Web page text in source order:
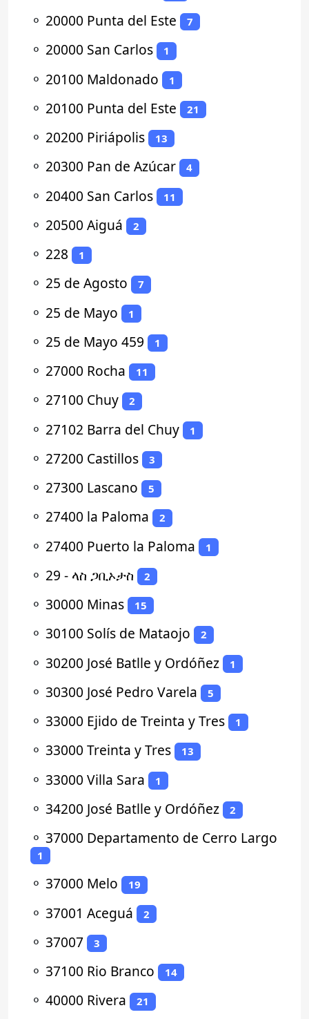
⚬ 20000 Punta del Este 7
⚬ 20000 San Carlos 1
⚬ 20100 Maldonado 1
⚬ 20100 Punta del Este 21
⚬ 20200 Piriápolis 13
⚬ 20300 Pan de Azúcar 4
⚬ 20400 San Carlos 11
⚬ 20500 Aiguá 2
⚬ 228 1
⚬ 25 de Agosto 7
⚬ 25 de Mayo 1
⚬ 25 de Mayo 459 1
⚬ 27000 Rocha 11
⚬ 27100 Chuy 2
⚬ 27102 Barra del Chuy 1
⚬ 27200 Castillos 3
⚬ 27300 Lascano 5
⚬ 27400 la Paloma 2
⚬ 27400 Puerto la Paloma 1
⚬ 29 - ላስ ጋቢኦታስ 2
⚬ 30000 Minas 15
⚬ 30100 Solís de Mataojo 2
⚬ 30200 José Batlle y Ordóñez 1
⚬ 30300 José Pedro Varela 5
⚬ 33000 Ejido de Treinta y Tres 1
⚬ 33000 Treinta y Tres 13
⚬ 33000 Villa Sara 1
⚬ 34200 José Batlle y Ordóñez 2
⚬ 37000 Departamento de Cerro Largo
1
⚬ 37000 Melo 19
⚬ 37001 Aceguá 2
⚬ 37007 3
⚬ 37100 Rio Branco 14
⚬ 40000 Rivera 21